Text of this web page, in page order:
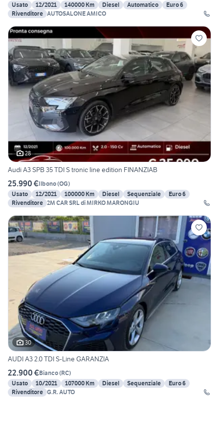
Usato
12/2021 140000 Km Diesel Automatico
Euro 6
Rivenditore AUTOSALONE AMICO
28
Audi A3 SPB 35 TDI S tronic line edition FINANZIAB
25.990 €Ilbono(OG)
Usato
12/2021 100000 Km Diesel Sequenziale
Euro 6
Rivenditore 2M CAR SRL di MIRKO MARONGIU
30
AUDI A3 2.0 TDI S-Line GARANZIA
22.900 €Bianco(RC)
Usato
10/2021 107000 Km Diesel Sequenziale
Euro 6
Rivenditore G.R. AUTO